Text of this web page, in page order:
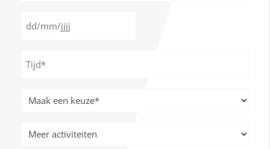
DD
MM
slash
Meer
activiteiten
Meer
activiteiten